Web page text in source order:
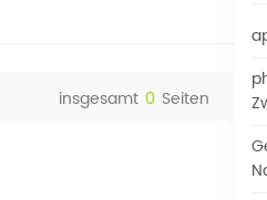
insgesamt 0 Seiten